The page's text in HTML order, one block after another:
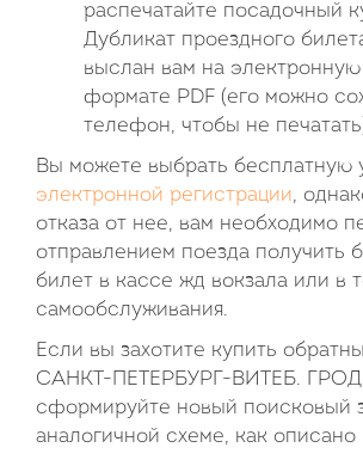
распечатайте посадочный
Дубликат проездного
выслан вам на электронную
формате PDF (его можно
телефон, чтобы не
Вы можете выбрать бесплатную
электронной регистрации,
отказа от нее, вам необходимо
отправлением поезда получить
билет в кассе жд вокзала или в
самообслуживания.
Если вы захотите купить
САНКТ-ПЕТЕРБУРГ-ВИТЕБ.
сформируйте новый поисковый
аналогичной схеме, как